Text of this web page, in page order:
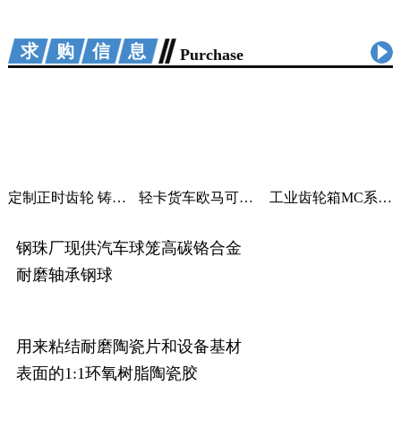
求购信息 Purchase
定制正时齿轮 铸铁曲轴加工 适用汽车机械 轻卡货车欧马可采尔孚变速箱ZF5S400V变速箱 工业齿轮箱MC系列大功率减速机M系列直角变速器平行变速箱
钢珠厂现供汽车球笼高碳铬合金
耐磨轴承钢球
用来粘结耐磨陶瓷片和设备基材
表面的1:1环氧树脂陶瓷胶